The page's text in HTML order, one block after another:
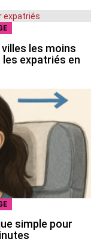
les moins
expatriés en
simple pour